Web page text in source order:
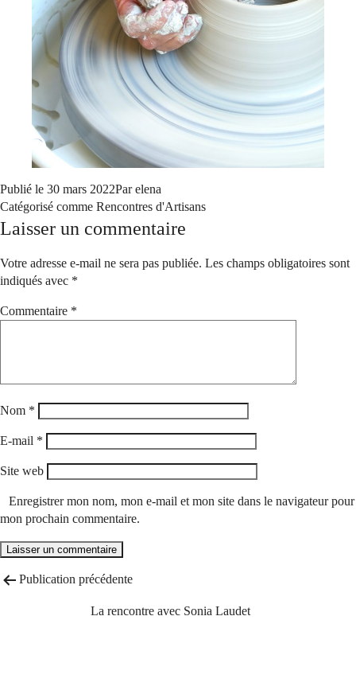
Publié le 30 mars 2022Parelena
Catégorisé comme Rencontres d'Artisans
Laisser un commentaire
Votre adresse e-mail ne sera pas publiée. Les champs obligatoires sont
indiqués avec *
Commentaire *
Nom *
E-mail *
Site web
Enregistrer mon nom, mon e-mail et mon site dans le navigateur pour
mon prochain commentaire.
Navigation
Publication précédente
La rencontre avec Sonia Laudet